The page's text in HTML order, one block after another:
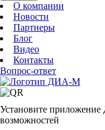
О компании
Новости
Партнеры
Блог
Видео
Контакты
Вопрос-ответ
Установите
возможностей